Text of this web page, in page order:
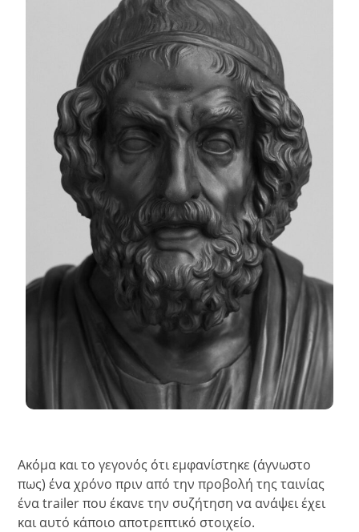
Ακόμα και το γεγονός ότι εμφανίστηκε (άγνωστο
πως) ένα χρόνο πριν από την προβολή της ταινίας
ένα trailer που έκανε την συζήτηση να ανάψει έχει
και αυτό κάποιο αποτρεπτικό στοιχείο.